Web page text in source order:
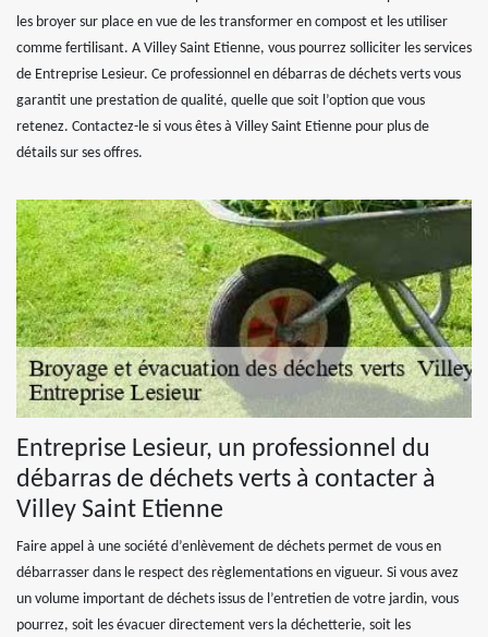
les broyer sur place en vue de les transformer en compost et les utiliser
comme fertilisant. A Villey Saint Etienne, vous pourrez solliciter les services
de Entreprise Lesieur. Ce professionnel en débarras de déchets verts vous
garantit une prestation de qualité, quelle que soit l’option que vous
retenez. Contactez-le si vous êtes à Villey Saint Etienne pour plus de
détails sur ses offres.
Entreprise Lesieur, un professionnel du
débarras de déchets verts à contacter à
Villey Saint Etienne
Faire appel à une société d’enlèvement de déchets permet de vous en
débarrasser dans le respect des règlementations en vigueur. Si vous avez
un volume important de déchets issus de l’entretien de votre jardin, vous
pourrez, soit les évacuer directement vers la déchetterie, soit les